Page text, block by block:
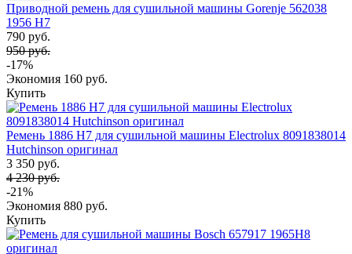
Приводной ремень для сушильной машины Gorenje 562038
1956 H7
790 руб.
950 руб.
-17%
Экономия 160 руб.
Купить
Ремень 1886 H7 для сушильной машины Electrolux 8091838014
Hutchinson оригинал
3 350 руб.
4 230 руб.
-21%
Экономия 880 руб.
Купить